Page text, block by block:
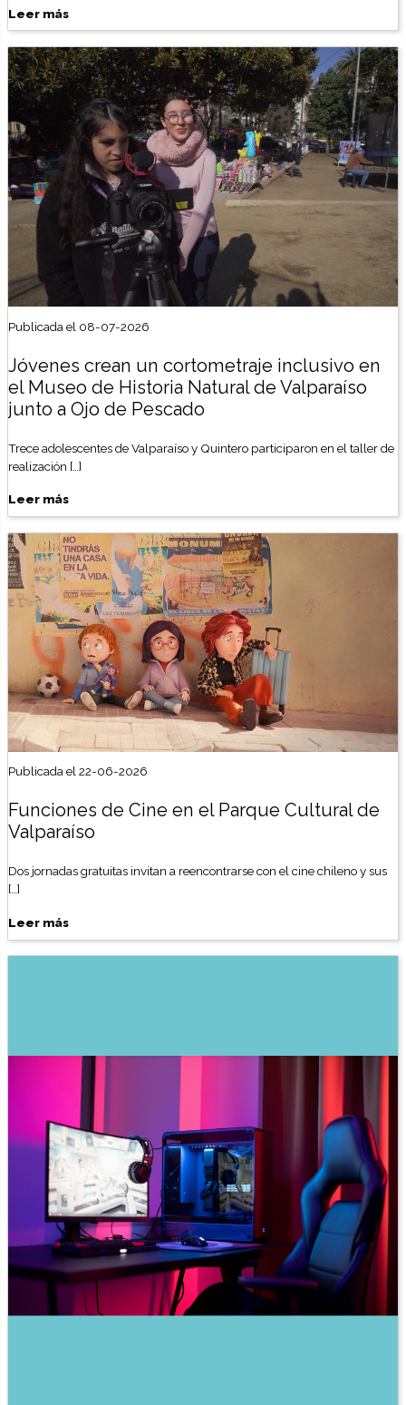
Leer más
Publicada el 08-07-2026
Jóvenes crean un cortometraje inclusivo en
el Museo de Historia Natural de Valparaíso
junto a Ojo de Pescado
Trece adolescentes de Valparaíso y Quintero participaron en el taller de
realización […]
Leer más
Publicada el 22-06-2026
Funciones de Cine en el Parque Cultural de
Valparaíso
Dos jornadas gratuitas invitan a reencontrarse con el cine chileno y sus
[…]
Leer más